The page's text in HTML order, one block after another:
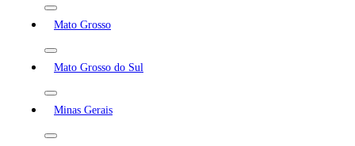
Mato Grosso
Mato Grosso do Sul
Minas Gerais